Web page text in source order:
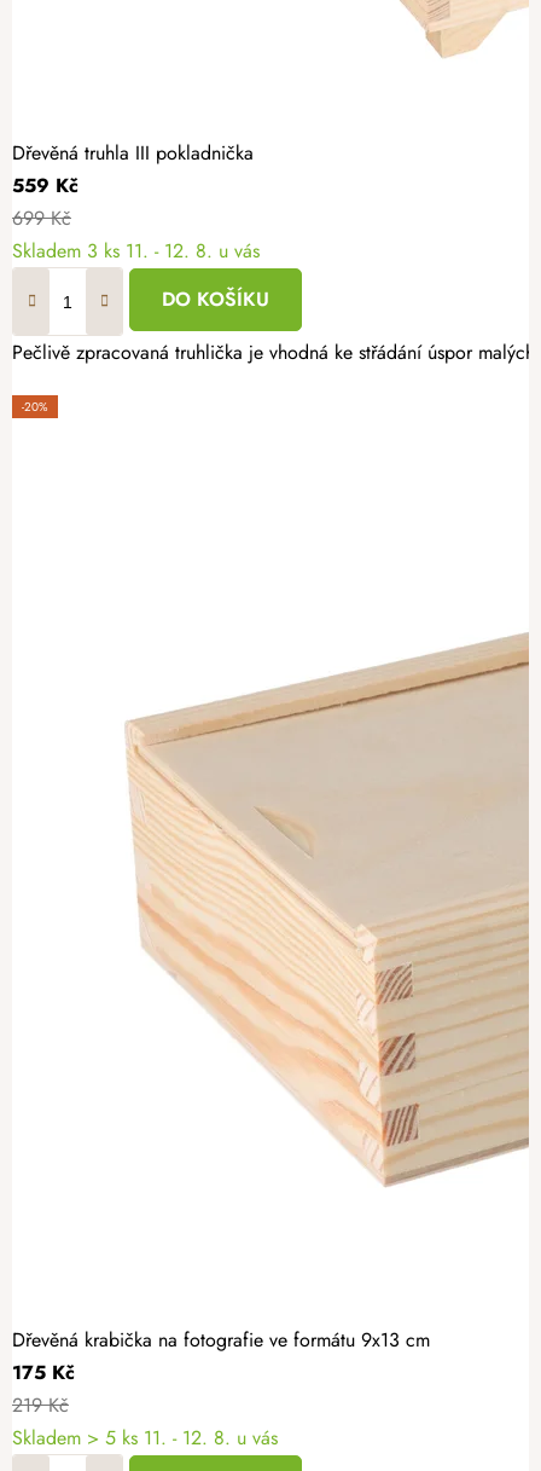
Dřevěná truhla III pokladnička
559 Kč
699 Kč
Skladem 3 ks 11. - 12. 8. u vás
DO KOŠÍKU
Pečlivě zpracovaná truhlička je vhodná ke střádání úspor
-20%
Dřevěná krabička na fotografie ve formátu 9x13 cm
175 Kč
219 Kč
Skladem > 5 ks 11. - 12. 8. u vás